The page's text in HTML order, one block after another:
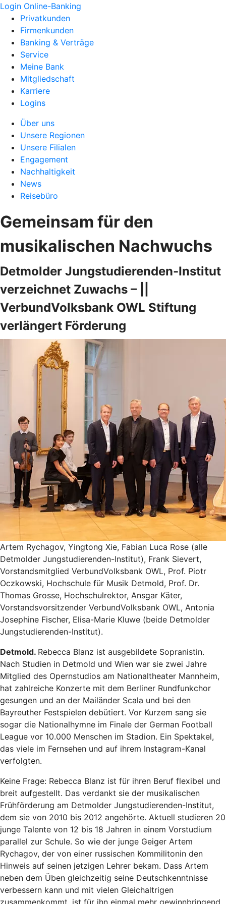
Login Online-Banking
Privatkunden
Firmenkunden
Banking & Verträge
Service
Meine Bank
Mitgliedschaft
Karriere
Logins
Über uns
Unsere Regionen
Unsere Filialen
Engagement
Nachhaltigkeit
News
Reisebüro
Gemeinsam für den
musikalischen Nachwuchs
Detmolder Jungstudierenden-Institut
verzeichnet Zuwachs – ||
VerbundVolksbank OWL Stiftung
verlängert Förderung
Artem Rychagov, Yingtong Xie, Fabian Luca Rose (alle
Detmolder Jungstudierenden-Institut), Frank Sievert,
Vorstandsmitglied VerbundVolksbank OWL, Prof. Piotr
Oczkowski, Hochschule für Musik Detmold, Prof. Dr.
Thomas Grosse, Hochschulrektor, Ansgar Käter,
Vorstandsvorsitzender VerbundVolksbank OWL, Antonia
Josephine Fischer, Elisa-Marie Kluwe (beide Detmolder
Jungstudierenden-Institut).
Detmold. Rebecca Blanz ist ausgebildete Sopranistin.
Nach Studien in Detmold und Wien war sie zwei Jahre
Mitglied des Opernstudios am Nationaltheater Mannheim,
hat zahlreiche Konzerte mit dem Berliner Rundfunkchor
gesungen und an der Mailänder Scala und bei den
Bayreuther Festspielen debütiert. Vor Kurzem sang sie
sogar die Nationalhymne im Finale der German Football
League vor 10.000 Menschen im Stadion. Ein Spektakel,
das viele im Fernsehen und auf ihrem Instagram-Kanal
verfolgten.
Keine Frage: Rebecca Blanz ist für ihren Beruf flexibel und
breit aufgestellt. Das verdankt sie der musikalischen
Frühförderung am Detmolder Jungstudierenden-Institut,
dem sie von 2010 bis 2012 angehörte. Aktuell studieren 20
junge Talente von 12 bis 18 Jahren in einem Vorstudium
parallel zur Schule. So wie der junge Geiger Artem
Rychagov, der von einer russischen Kommilitonin den
Hinweis auf seinen jetzigen Lehrer bekam. Dass Artem
neben dem Üben gleichzeitig seine Deutschkenntnisse
verbessern kann und mit vielen Gleichaltrigen
zusammenkommt, ist für ihn einmal mehr gewinnbringend.